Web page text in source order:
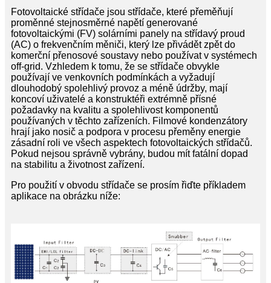
Fotovoltaické střídače jsou střídače, které přeměňují
proměnné stejnosměrné napětí generované
fotovoltaickými (FV) solárními panely na střídavý proud
(AC) o frekvenčním měniči, který lze přivádět zpět do
komerční přenosové soustavy nebo používat v systémech
off-grid. Vzhledem k tomu, že se střídače obvykle
používají ve venkovních podmínkách a vyžadují
dlouhodobý spolehlivý provoz a méně údržby, mají
koncoví uživatelé a konstruktéři extrémně přísné
požadavky na kvalitu a spolehlivost komponentů
používaných v těchto zařízeních. Filmové kondenzátory
hrají jako nosič a podpora v procesu přeměny energie
zásadní roli ve všech aspektech fotovoltaických střídačů.
Pokud nejsou správně vybrány, budou mít fatální dopad
na stabilitu a životnost zařízení.
Pro použití v obvodu střídače se prosím řiďte příkladem
aplikace na obrázku níže: